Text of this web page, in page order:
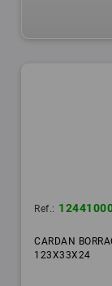
Ref.:
CARDAN
123X33X24